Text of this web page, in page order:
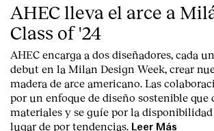
AHEC lleva el arce a
Class of '24
AHEC encarga a dos diseñadores, cada
debut en la Milan Design Week, crear
madera de arce americano. Las
por un enfoque de diseño sostenible que
materiales y se guíe por la disponibilidad
lugar de por tendencias. Leer Más